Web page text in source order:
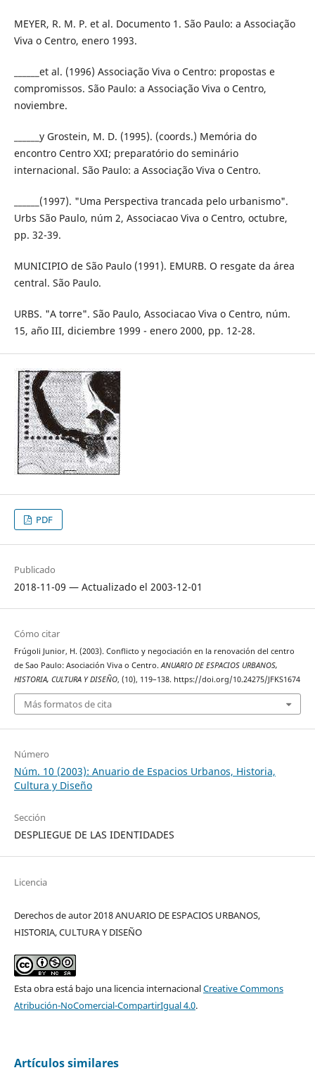
MEYER, R. M. P. et al. Documento 1. São Paulo: a Associação
Viva o Centro, enero 1993.
______et al. (1996) Associação Viva o Centro: propostas e
compromissos. São Paulo: a Associação Viva o Centro,
noviembre.
______y Grostein, M. D. (1995). (coords.) Memória do
encontro Centro XXI; preparatório do seminário
internacional. São Paulo: a Associação Viva o Centro.
______(1997). "Uma Perspectiva trancada pelo urbanismo".
Urbs São Paulo, núm 2, Associacao Viva o Centro, octubre,
pp. 32-39.
MUNICIPIO de São Paulo (1991). EMURB. O resgate da área
central. São Paulo.
URBS. "A torre". São Paulo, Associacao Viva o Centro, núm.
15, año III, diciembre 1999 - enero 2000, pp. 12-28.
PDF
Publicado
2018-11-09 — Actualizado el 2003-12-01
Cómo citar
Frúgoli Junior, H. (2003). Conflicto y negociación en la renovación del centro
de Sao Paulo: Asociación Viva o Centro.ANUARIO DE ESPACIOS URBANOS,
HISTORIA, CULTURA Y DISEÑO, (10), 119–138. https://doi.org/10.24275/JFKS1674
Más formatos de cita
Número
Núm. 10 (2003): Anuario de Espacios Urbanos, Historia,
Cultura y Diseño
Sección
DESPLIEGUE DE LAS IDENTIDADES
Licencia
Derechos de autor 2018 ANUARIO DE ESPACIOS URBANOS,
HISTORIA, CULTURA Y DISEÑO
Esta obra está bajo una licencia internacionalCreative Commons
Atribución-NoComercial-CompartirIgual 4.0.
Artículos similares